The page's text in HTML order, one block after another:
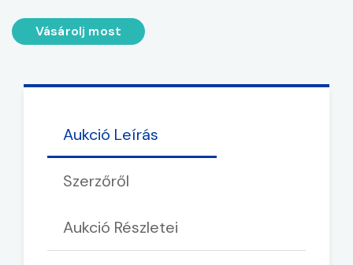
Vásárolj most
Aukció Leírás
Szerzőről
Aukció Részletei